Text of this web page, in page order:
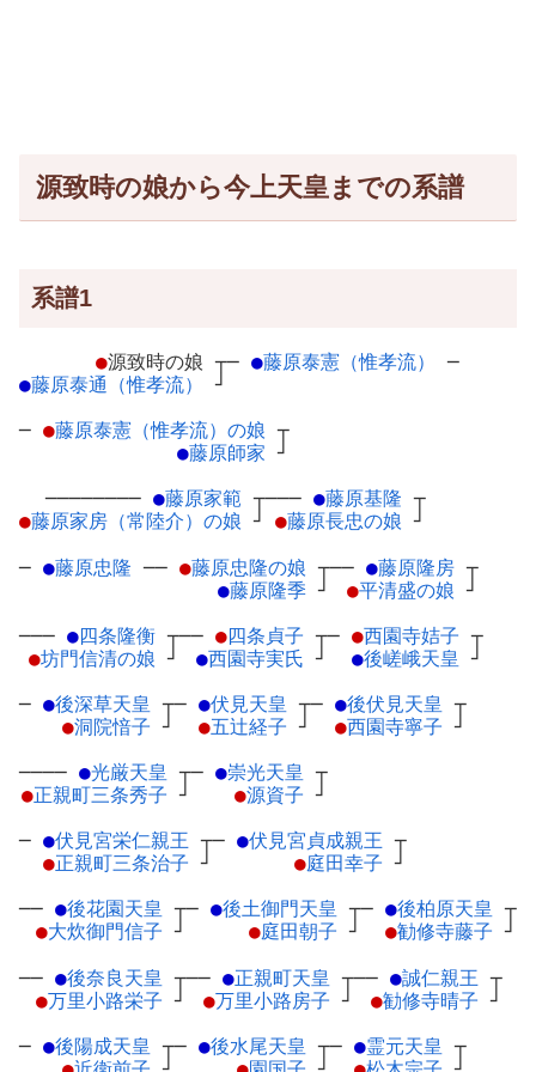
源致時の娘から今上天皇までの系譜
系譜1
●源致時の娘 ┬
●藤原泰通（惟孝流） ┘
─ ●藤原泰憲（惟孝流） ─
─ ●藤原泰憲（惟孝流）の娘 ┬
●藤原師家 ┘
──────── ●藤原家範 ┬
●藤原家房（常陸介）の娘 ┘
─── ●藤原基隆 ┬
●藤原長忠の娘 ┘
─ ●藤原忠隆 ── ●藤原忠隆の娘 ┬
●藤原隆季 ┘
── ●藤原隆房 ┬
●平清盛の娘 ┘
─── ●四条隆衡 ┬
●坊門信清の娘 ┘
── ●四条貞子 ┬
●西園寺実氏 ┘
─ ●西園寺姞子 ┬
●後嵯峨天皇 ┘
─ ●後深草天皇 ┬
●洞院愔子 ┘
─ ●伏見天皇 ┬
●五辻経子 ┘
─ ●後伏見天皇 ┬
●西園寺寧子 ┘
──── ●光厳天皇 ┬
●正親町三条秀子 ┘
─ ●崇光天皇 ┬
●源資子 ┘
─ ●伏見宮栄仁親王 ┬
●正親町三条治子 ┘
─ ●伏見宮貞成親王 ┬
●庭田幸子 ┘
── ●後花園天皇 ┬
●大炊御門信子 ┘
─ ●後土御門天皇 ┬
●庭田朝子 ┘
─ ●後柏原天皇 ┬
●勧修寺藤子 ┘
── ●後奈良天皇 ┬
●万里小路栄子 ┘
── ●正親町天皇 ┬
●万里小路房子 ┘
── ●誠仁親王 ┬
●勧修寺晴子 ┘
─ ●後陽成天皇 ┬─ ●後水尾天皇 ┬─ ●霊元天皇 ┬